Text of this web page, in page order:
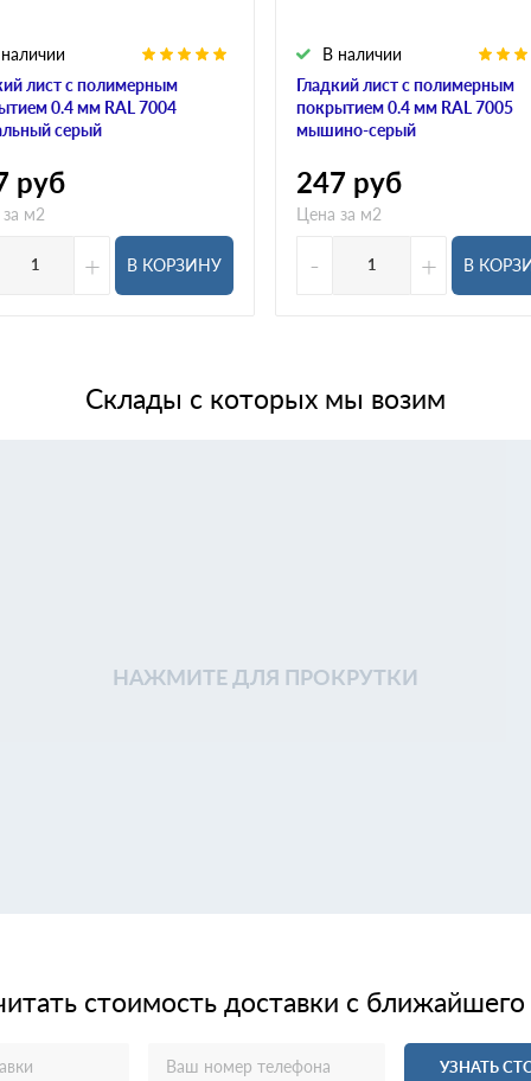
лист с полимерным
0.4 мм RAL 7004
серый
руб
м2
+ В КОРЗИНУ
Гладкий лист с полимерным
покрытием 0.4 мм RAL 7005
мышино-серый
В наличии
247 руб
Цена за м2
- + В
Склады с которых мы возим
НАЖМИТЕ ДЛЯ ПРОКРУТКИ
стоимость доставки с ближайшего
УЗНАТЬ